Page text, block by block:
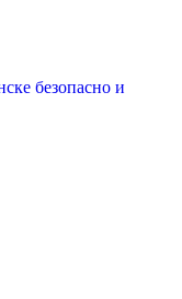
безопасно и